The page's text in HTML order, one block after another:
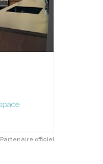
Partenaire officiel